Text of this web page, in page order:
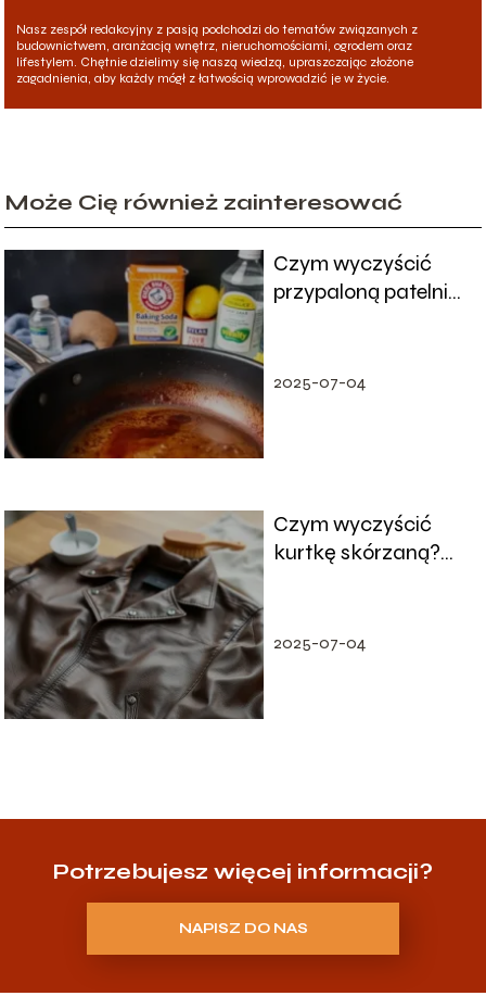
Nasz zespół redakcyjny z pasją podchodzi do tematów związanych z
budownictwem, aranżacją wnętrz, nieruchomościami, ogrodem oraz
lifestylem. Chętnie dzielimy się naszą wiedzą, upraszczając złożone
zagadnienia, aby każdy mógł z łatwością wprowadzić je w życie.
Może Cię również zainteresować
Czym wyczyścić
przypaloną patelnię?
2025-07-04
Czym wyczyścić
kurtkę skórzaną?
2025-07-04
Potrzebujesz więcej informacji?
NAPISZ DO NAS